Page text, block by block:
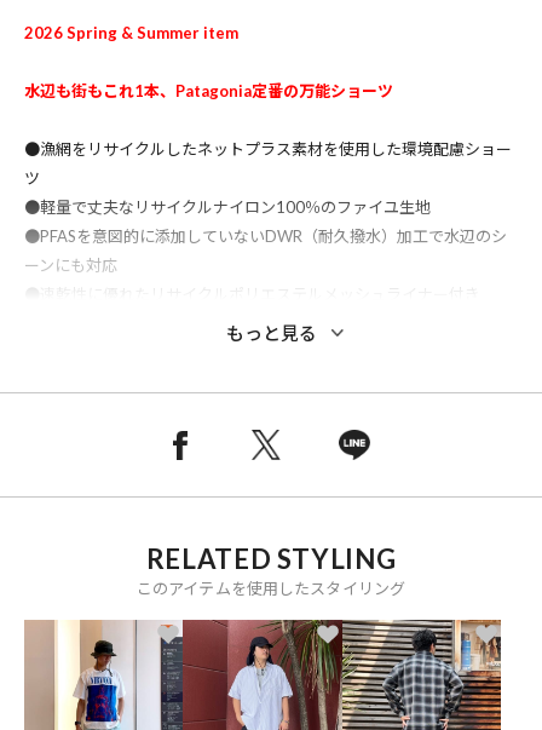
2026 Spring & Summer item
水辺も街もこれ1本、Patagonia定番の万能ショーツ
●漁網をリサイクルしたネットプラス素材を使用した環境配慮ショー
ツ
●軽量で丈夫なリサイクルナイロン100％のファイユ生地
●PFASを意図的に添加していないDWR（耐久撥水）加工で水辺のシ
ーンにも対応
●速乾性に優れたリサイクルポリエステルメッシュライナー付き
●内側ドローコード付きの伸縮性ウエストバンドで快適なフィット感
●フェアトレード・サーティファイドの工場で製造
※メーカー品番：57022
おすすめコーディネート
Tシャツやタンクトップと合わせたシンプルなサマーコーデはもちろ
ん、シャツやナイロンジャケットと合わせたアウトドアミックススタ
イルにもおすすめ。
水辺のアクティビティやキャンプ、フェス、旅行など幅広いシーンで
活躍するショーツで、サンダルやスニーカーとも相性の良い万能アイ
もっと見る
RELATED STYLING
このアイテムを使用したスタイリング